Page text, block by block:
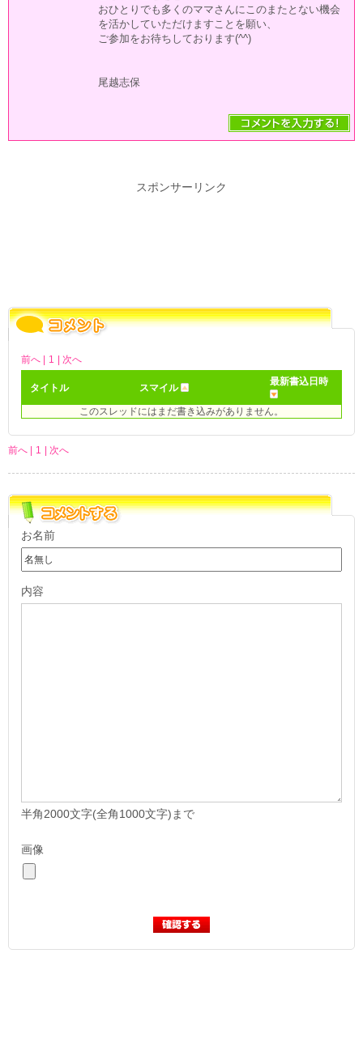
おひとりでも多くのママさんにこのまたとない機会
を活かしていただけますことを願い、
ご参加をお待ちしております(^^)
尾越志保
スポンサーリンク
前へ | 1 | 次へ
タイトル スマイル
最新書込日時
このスレッドにはまだ書き込みがありません。
前へ | 1 | 次へ
お名前
内容
半角2000文字(全角1000文字)まで
画像